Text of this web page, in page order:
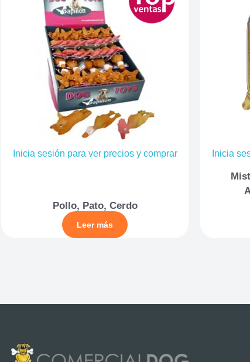
Inicia sesión para ver precios y comprar
Pollo, Pato, Cerdo
Leer más
Inicia